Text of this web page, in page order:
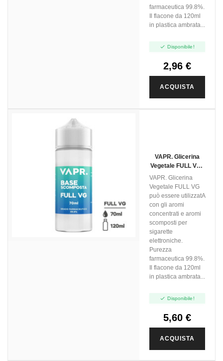
farmaceutica 99.8%.
Il flacone da 120ml
in plastica ambrata...
 Disponibile!
2,96 €
ACQUISTA
VAPR. Glicerina
Vegetale FULL VG -
70ml In 120ml
VAPR. Glicerina
Vegetale FULL VG
può essere utilizzatA
con gli aromi
concentrati e aromi
scomposti per
sigarette
elettroniche.
Purezza
farmaceutica 99.8%.
Il flacone da 120ml
in plastica ambrata...
 Disponibile!
5,60 €
ACQUISTA